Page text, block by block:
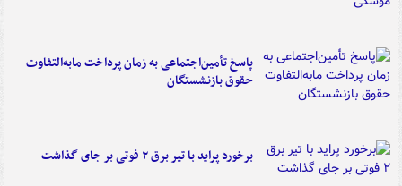
پاسخ تأمین‌اجتماعی به زمان پرداخت مابه‌التفاوت
حقوق بازنشستگان
برخورد پراید با تیر برق ۲ فوتی بر جای گذاشت